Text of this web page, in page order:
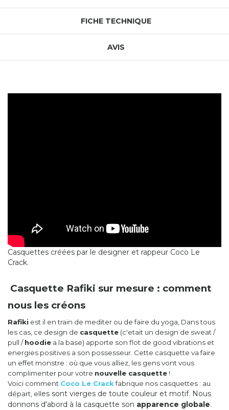
FICHE TECHNIQUE
AVIS
Casquettes créées par le designer et rappeur Coco Le
Crack.
Casquette Rafiki sur mesure : comment
nous les créons
Rafiki est il en train de mediter ou de faire du yoga, Dans tous
les cas, ce design de casquette (c'etait un design de sweat /
pull /hoodie a la base) apporte son flot de good vibrations et
energies positives a son possesseur. Cette casquette va faire
un effet monstre : où que vous alliez, les gens vont vous
complimenter pour votre nouvelle casquette !
Voici comment Coco Le Crackfabrique nos casquettes : au
départ, elles sont vierges de toute couleur et motif. Nous
donnons d'abord à la casquette son apparence globale.